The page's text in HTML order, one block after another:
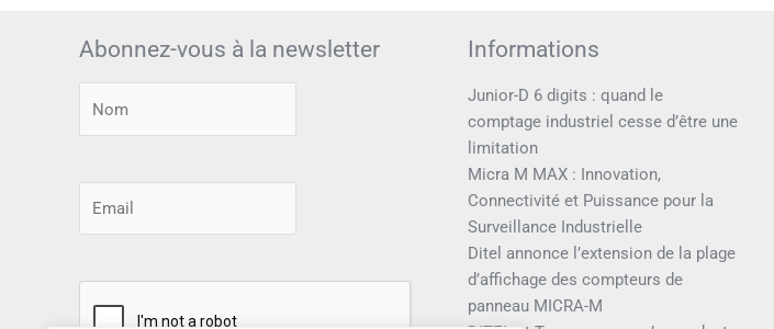
Abonnez-vous à la newsletter Informations
Junior-D 6 digits : quand le
comptage industriel cesse d’être une
limitation
Micra M MAX : Innovation,
Connectivité et Puissance pour la
Surveillance Industrielle
Ditel annonce l’extension de la plage
d’affichage des compteurs de
panneau MICRA-M